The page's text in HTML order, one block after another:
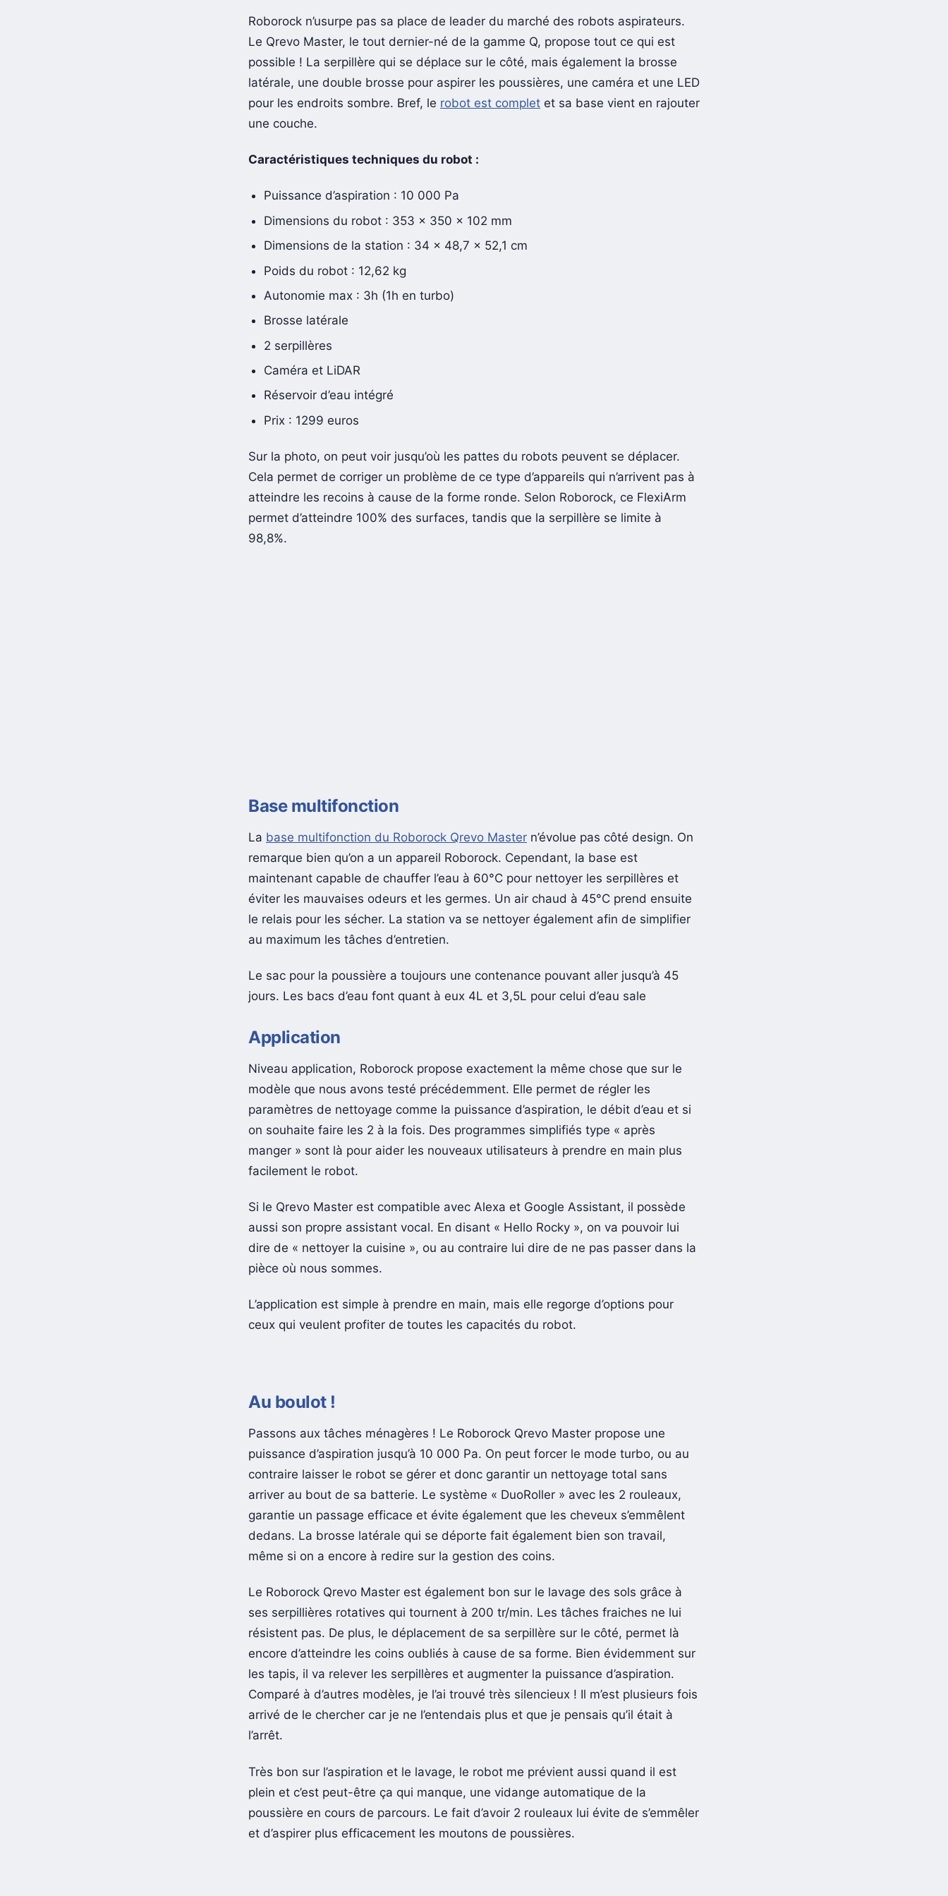
Roborock n’usurpe pas sa place de leader du marché des robots aspirateurs.
Le Qrevo Master, le tout dernier-né de la gamme Q, propose tout ce qui est
possible ! La serpillère qui se déplace sur le côté, mais également la brosse
latérale, une double brosse pour aspirer les poussières, une caméra et une LED
pour les endroits sombre. Bref, le robot est complet et sa base vient en rajouter
une couche.
Caractéristiques techniques du robot :
Puissance d’aspiration : 10 000 Pa
Dimensions du robot : 353 x 350 x 102 mm
Dimensions de la station : 34 x 48,7 x 52,1 cm
Poids du robot : 12,62 kg
Autonomie max : 3h (1h en turbo)
Brosse latérale
2 serpillères
Caméra et LiDAR
Réservoir d’eau intégré
Prix : 1299 euros
Sur la photo, on peut voir jusqu’où les pattes du robots peuvent se déplacer.
Cela permet de corriger un problème de ce type d’appareils qui n’arrivent pas à
atteindre les recoins à cause de la forme ronde. Selon Roborock, ce FlexiArm
permet d’atteindre 100% des surfaces, tandis que la serpillère se limite à
98,8%.
La base multifonction du Roborock Qrevo Master n’évolue pas côté design. On
remarque bien qu’on a un appareil Roborock. Cependant, la base est
maintenant capable de chauffer l’eau à 60°C pour nettoyer les serpillères et
éviter les mauvaises odeurs et les germes. Un air chaud à 45°C prend ensuite
le relais pour les sécher. La station va se nettoyer également afin de simplifier
Le sac pour la poussière a toujours une contenance pouvant aller jusqu’à 45
Application
Niveau application, Roborock propose exactement la même chose que sur le
modèle que nous avons testé précédemment. Elle permet de régler les
paramètres de nettoyage comme la puissance d’aspiration, le débit d’eau et si
on souhaite faire les 2 à la fois. Des programmes simplifiés type « après
manger » sont là pour aider les nouveaux utilisateurs à prendre en main plus
Si le Qrevo Master est compatible avec Alexa et Google Assistant, il possède
aussi son propre assistant vocal. En disant « Hello Rocky », on va pouvoir lui
dire de « nettoyer la cuisine », ou au contraire lui dire de ne pas passer dans la
L’application est simple à prendre en main, mais elle regorge d’options pour
Passons aux tâches ménagères ! Le Roborock Qrevo Master propose une
puissance d’aspiration jusqu’à 10 000 Pa. On peut forcer le mode turbo, ou au
contraire laisser le robot se gérer et donc garantir un nettoyage total sans
arriver au bout de sa batterie. Le système « DuoRoller » avec les 2 rouleaux,
garantie un passage efficace et évite également que les cheveux s’emmêlent
dedans. La brosse latérale qui se déporte fait également bien son travail,
Le Roborock Qrevo Master est également bon sur le lavage des sols grâce à
ses serpillières rotatives qui tournent à 200 tr/min. Les tâches fraiches ne lui
résistent pas. De plus, le déplacement de sa serpillère sur le côté, permet là
encore d’atteindre les coins oubliés à cause de sa forme. Bien évidemment sur
les tapis, il va relever les serpillères et augmenter la puissance d’aspiration.
Comparé à d’autres modèles, je l’ai trouvé très silencieux ! Il m’est plusieurs fois
arrivé de le chercher car je ne l’entendais plus et que je pensais qu’il était à
Très bon sur l’aspiration et le lavage, le robot me prévient aussi quand il est
plein et c’est peut-être ça qui manque, une vidange automatique de la
poussière en cours de parcours. Le fait d’avoir 2 rouleaux lui évite de s’emmêler